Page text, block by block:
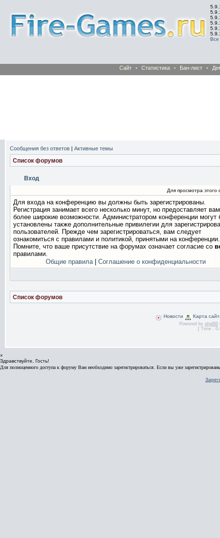
Все
Сайт • Статистика • Бан-лист •
Сообщения без ответов | Активные темы
Список форумов
Вход
Для просмотра
Для входа на конференцию вы должны быть зарегистрированы.
Регистрация занимает всего несколько минут, но предоставляет вам
более широкие возможности. Администратором конференции могут
установлены также дополнительные привилегии для
пользователей. Прежде чем зарегистрироваться, вам следует
ознакомиться с правилами и политикой, принятыми на конференции.
Помните, что ваше присутствие на форумах означает согласие со
правилами.
Общие правила| Соглашение о конфиденциальности
Список форумов
Новости Карта
Powered by phpBB
[ Time :
×
Здравствуйте, Гость!
Для полноценного доступа к форуму Вам необходимо зарегистрироваться. Если вы уже